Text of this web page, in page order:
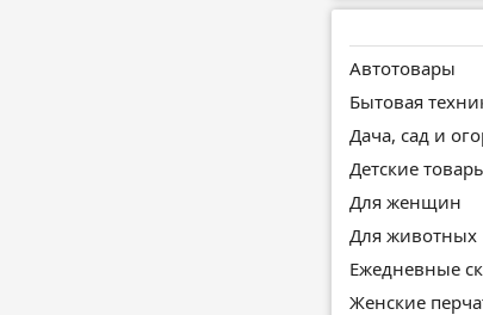
Автотовары
Бытовая
Дача, сад и
Детские
Для женщин
Для животных
Ежедневные
Женские